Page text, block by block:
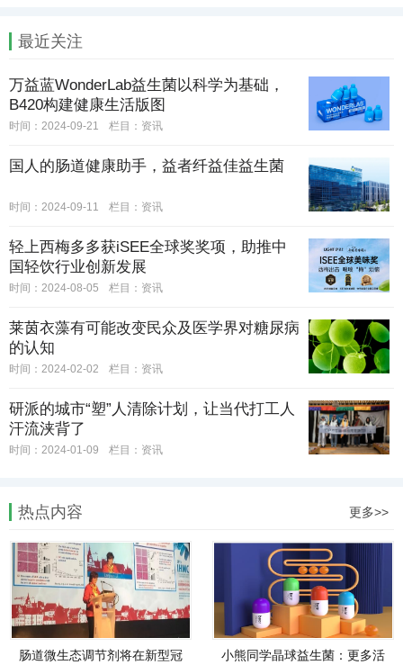
最近关注
万益蓝WonderLab益生菌以科学为基础，
B420构建健康生活版图
时间：2024-09-21 栏目： 资讯
国人的肠道健康助手，益者纤益佳益生菌
时间：2024-09-11 栏目： 资讯
轻上西梅多多获iSEE全球奖奖项，助推中
国轻饮行业创新发展
时间：2024-08-05 栏目： 资讯
莱茵衣藻有可能改变民众及医学界对糖尿病
的认知
时间：2024-02-02 栏目： 资讯
研派的城市“塑”人清除计划，让当代打工人
汗流浃背了
时间：2024-01-09 栏目： 资讯
热点内容 更多>>
肠道微生态调节剂将在新型冠
小熊同学晶球益生菌：更多活